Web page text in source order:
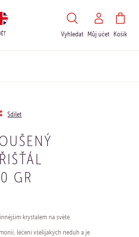
Vyhledat Můj účet Košík
Sdílet
GR
krystalem na světě.
léčení všelijakých neduh a je